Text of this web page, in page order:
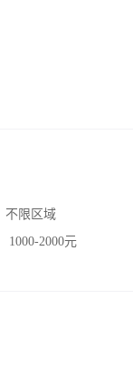
不限区域
1000-2000元